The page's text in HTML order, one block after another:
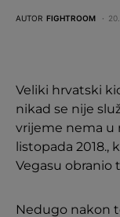
AUTOR FIGHTROOM
Veliki hrvatski
nikad se nije
vrijeme nema u
listopada 2018.,
Vegasu obranio
Nedugo nakon